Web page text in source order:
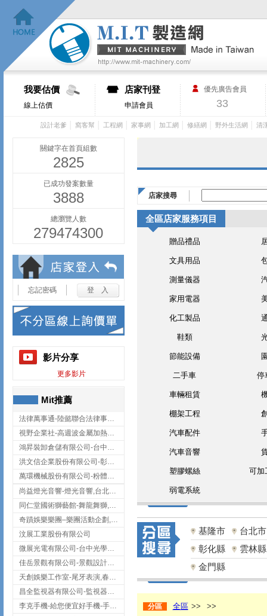
我要估價
線上估價
店家刊登
申請會員
優先廣告會員
33
設計老爹 窩客幫 工程網 家事網 加工網 修繕網 野外生活網 清
關鍵字在首頁組數
2825
已成功發案數量
3888
總瀏覽人數
279474300
忘記密碼
影片分享
更多影片
Mit推薦
法律萬事通-陸懿聯合法律事務所
視野企業社-高週波金屬加熱設備,彰化高週波金屬加熱設備
鴻昇裝卸倉儲有限公司-台中貨櫃裝卸
洪文信企業股份有限公司-彰化鋅合金鑄造,彰化五金加工,彰化五金配件
萬環機械股份有限公司-粉體塗裝設備,輸送機,輸送機設備,台南輸送機
尚益燈光音響-燈光音響,台北燈光音響,台北燈光音響出租
同仁堂國術獅藝館-舞龍舞獅,台中舞龍舞獅
奇蹟娛樂樂團–樂團活動企劃,台中樂團表演,台中婚禮樂團
汶展工業股份有限公司
微展光電有限公司-台中光學鍍膜,optical filter taiwan,台灣光學鍍膜
佳岳景觀有限公司-景觀設計公司,台北景觀設計,台北景觀工程,中山區景觀設計
天創娛樂工作室-尾牙表演,春酒表演,板橋尾牙表演
昌全監視器有限公司-監視器安裝,高雄監視器安裝,鳳山區監視器安裝
李克手機-給您便宜好手機-手機收購,屏東手機收購
店家搜尋
全區店家服務項目
贈品禮品
文具用品
測量儀器
家用電器
化工製品
鞋類
節能設備
二手車 停
車輛租賃
棚架工程
汽車配件
汽車音響
塑膠螺絲 可加
弱電系統
基隆市
台北市
彰化縣
雲林縣
金門縣
分區 全區 >> >>